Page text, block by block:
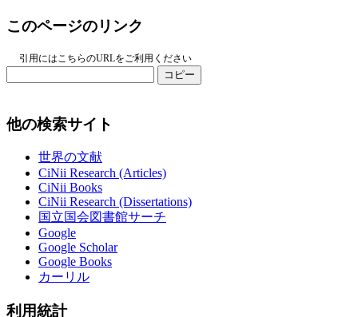
このページのリンク
引用にはこちらのURLをご利用ください
コピー
他の検索サイト
世界の文献
CiNii Research (Articles)
CiNii Books
CiNii Research (Dissertations)
国立国会図書館サーチ
Google
Google Scholar
Google Books
カーリル
利用統計